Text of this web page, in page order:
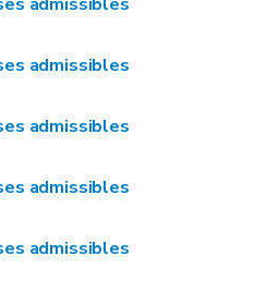
admissibles
admissibles
admissibles
admissibles